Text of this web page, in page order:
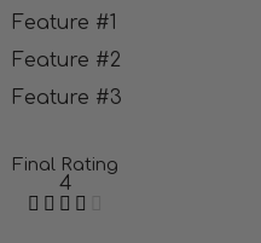
Feature #1
Feature #2
Feature #3
Final Rating
4